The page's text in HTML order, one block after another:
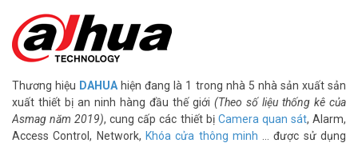
Tham khảo các kênh thông tin khác:
– Facebook:https://www.facebook.com/vuhoangtelecom/
– Youtube:https://www.youtube.com/c/VuhoangTVChannel
Thương hiệu DAHUA hiện đang là 1 trong nhà 5 nhà sản xuất sản
xuất thiết bị an ninh hàng đầu thế giới (Theo số liệu thống kê của
Asmag năm 2019), cung cấp các thiết bị Camera quan sát, Alarm,
Access Control, Network, Khóa cửa thông minh … được sử dụng